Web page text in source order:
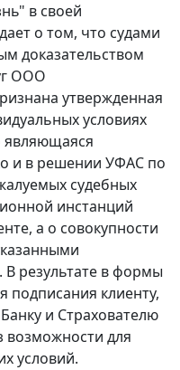
в своей
о том, что судами
доказательством
ООО
утвержденная
условиях
являющаяся
и в решении УФАС по
судебных
инстанций
а о совокупности
результате в формы
подписания клиенту,
и Страхователю
возможности для
условий.